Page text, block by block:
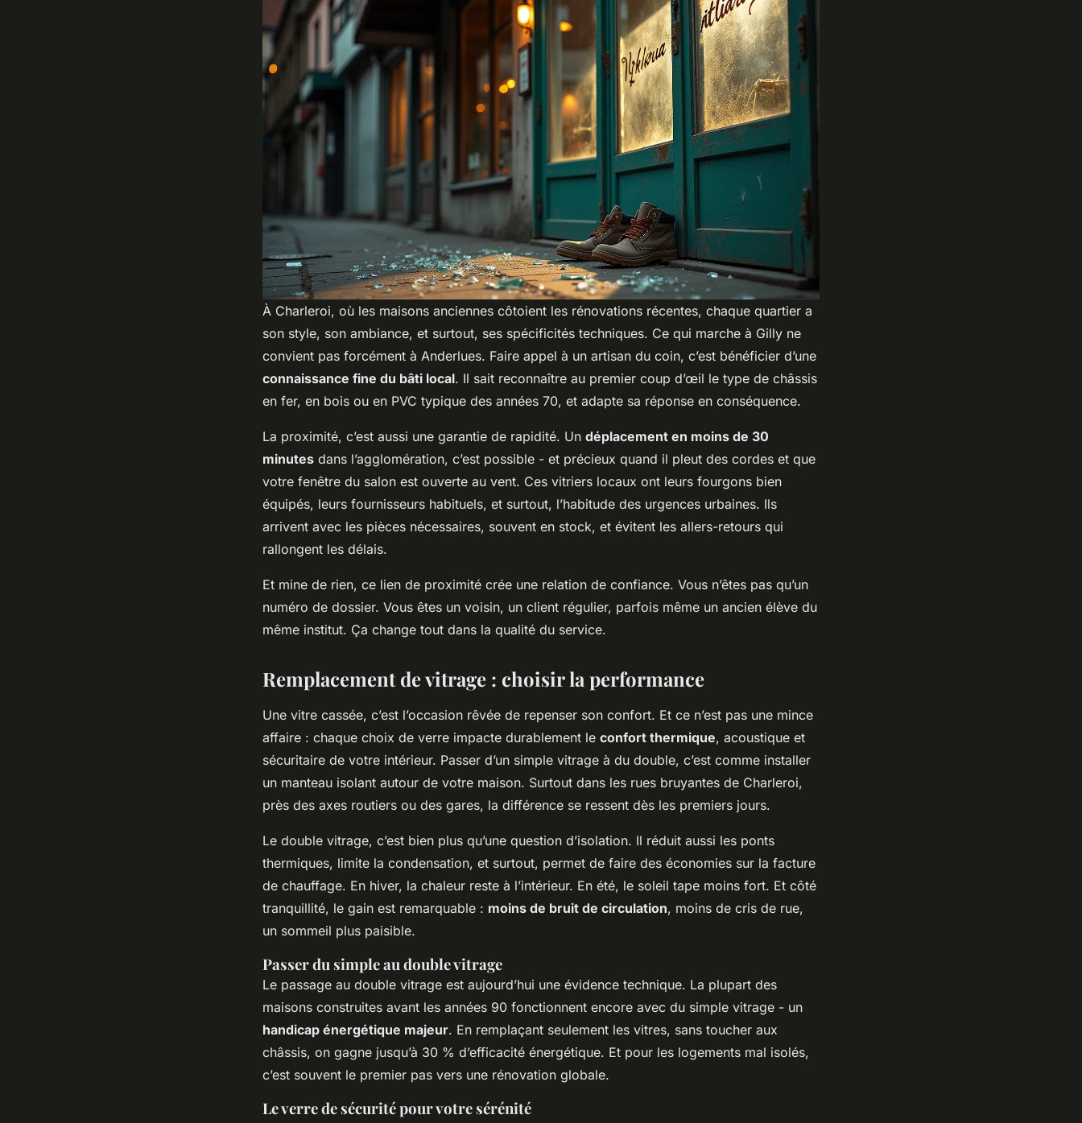
À Charleroi, où les maisons anciennes côtoient les rénovations récentes, chaque quartier a
son style, son ambiance, et surtout, ses spécificités techniques. Ce qui marche à Gilly ne
convient pas forcément à Anderlues. Faire appel à un artisan du coin, c’est bénéficier d’une
connaissance fine du bâti local. Il sait reconnaître au premier coup d’œil le type de châssis
en fer, en bois ou en PVC typique des années 70, et adapte sa réponse en conséquence.
La proximité, c’est aussi une garantie de rapidité. Un déplacement en moins de 30
minutes dans l’agglomération, c’est possible - et précieux quand il pleut des cordes et que
votre fenêtre du salon est ouverte au vent. Ces vitriers locaux ont leurs fourgons bien
équipés, leurs fournisseurs habituels, et surtout, l’habitude des urgences urbaines. Ils
arrivent avec les pièces nécessaires, souvent en stock, et évitent les allers-retours qui
rallongent les délais.
Et mine de rien, ce lien de proximité crée une relation de confiance. Vous n’êtes pas qu’un
numéro de dossier. Vous êtes un voisin, un client régulier, parfois même un ancien élève du
même institut. Ça change tout dans la qualité du service.
Remplacement de vitrage : choisir la performance
Une vitre cassée, c’est l’occasion rêvée de repenser son confort. Et ce n’est pas une mince
affaire : chaque choix de verre impacte durablement le confort thermique, acoustique et
sécuritaire de votre intérieur. Passer d’un simple vitrage à du double, c’est comme installer
un manteau isolant autour de votre maison. Surtout dans les rues bruyantes de Charleroi,
près des axes routiers ou des gares, la différence se ressent dès les premiers jours.
Le double vitrage, c’est bien plus qu’une question d’isolation. Il réduit aussi les ponts
thermiques, limite la condensation, et surtout, permet de faire des économies sur la facture
de chauffage. En hiver, la chaleur reste à l’intérieur. En été, le soleil tape moins fort. Et côté
tranquillité, le gain est remarquable : moins de bruit de circulation, moins de cris de rue,
un sommeil plus paisible.
Passer du simple au double vitrage
Le passage au double vitrage est aujourd’hui une évidence technique. La plupart des
maisons construites avant les années 90 fonctionnent encore avec du simple vitrage - un
handicap énergétique majeur. En remplaçant seulement les vitres, sans toucher aux
châssis, on gagne jusqu’à 30 % d’efficacité énergétique. Et pour les logements mal isolés,
c’est souvent le premier pas vers une rénovation globale.
Le verre de sécurité pour votre sérénité